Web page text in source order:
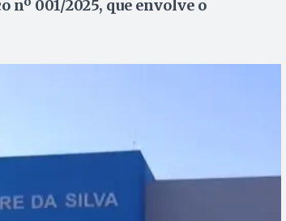
001/2025, que envolve o